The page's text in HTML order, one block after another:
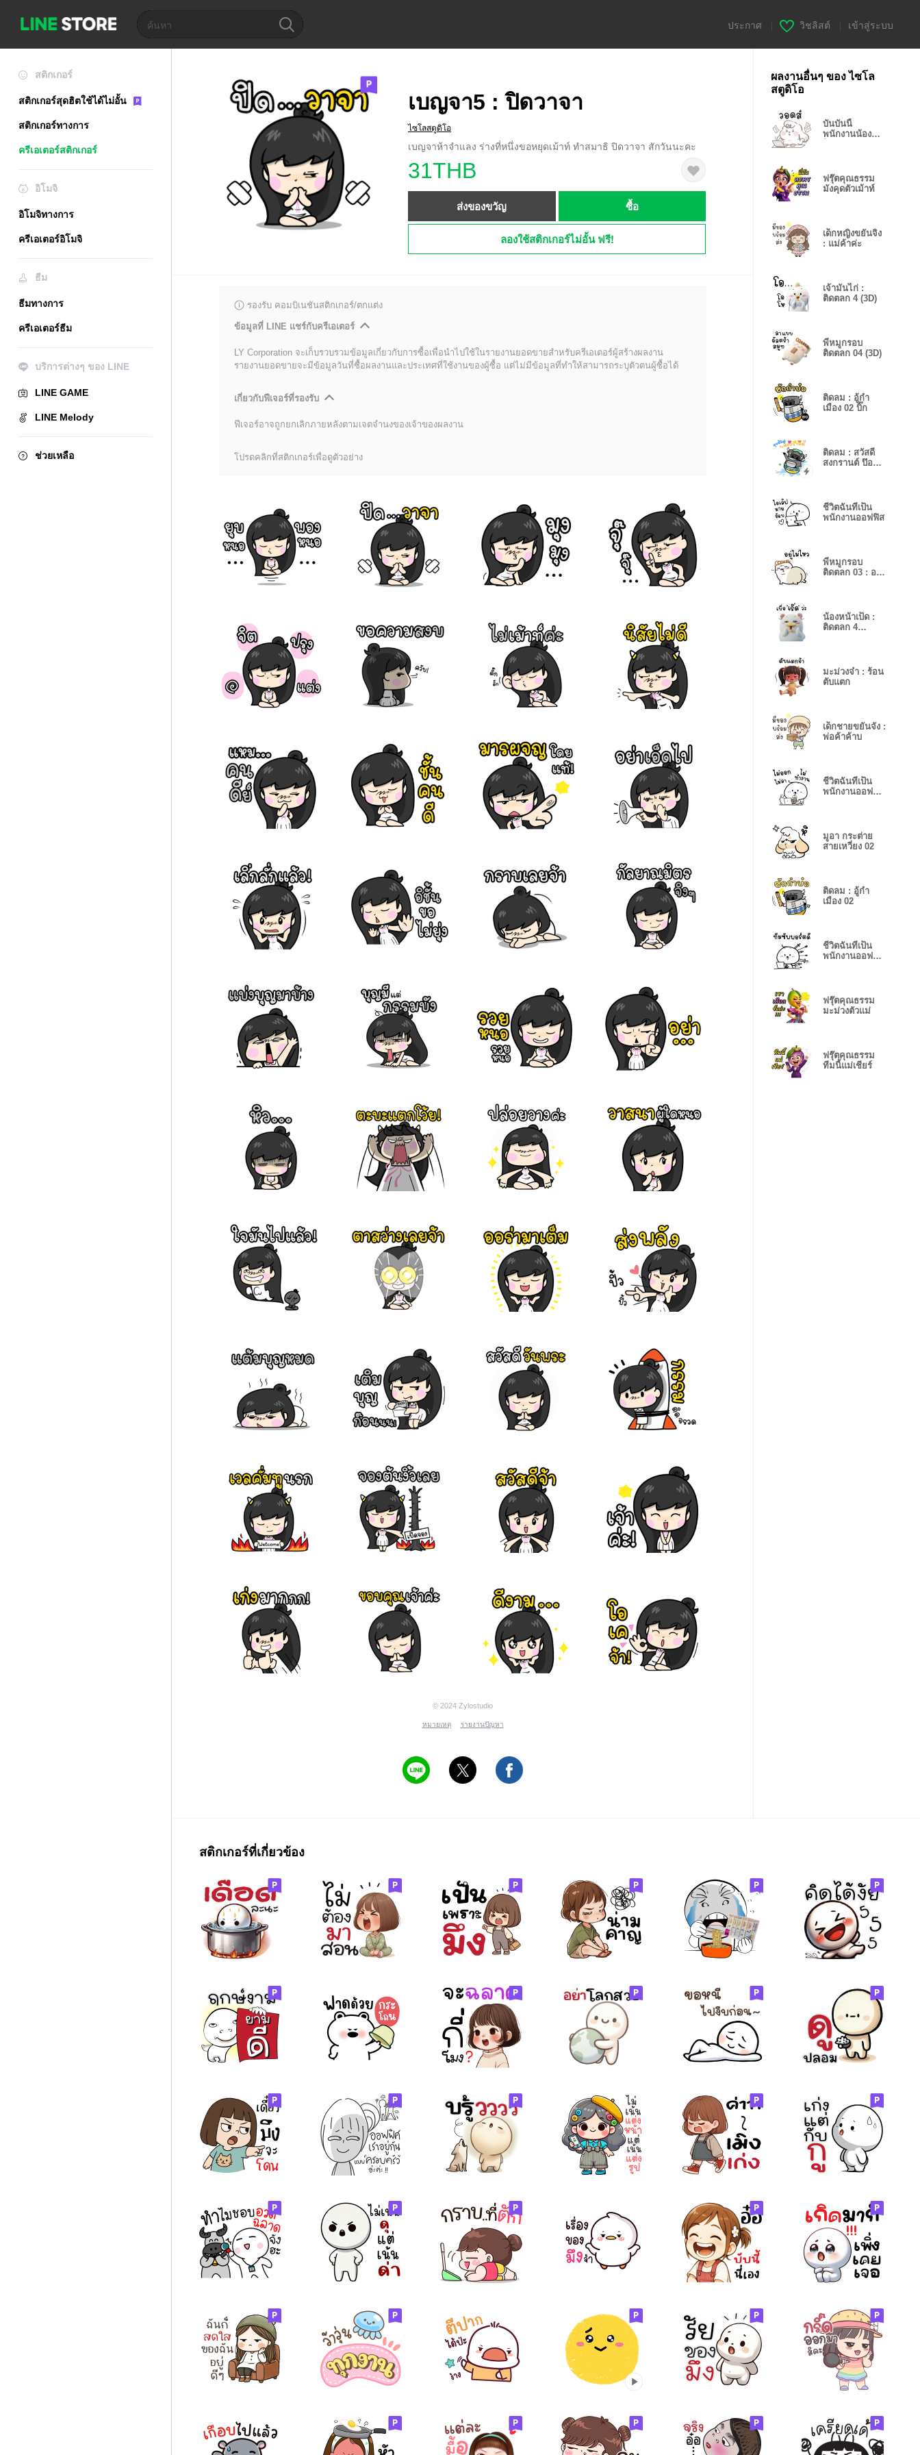
ประกาศ วิชลิสต์ เข้าสู่ระบบ
สติกเกอร์
สติกเกอร์สุดฮิตใช้ได้ไม่อั้น
สติกเกอร์ทางการ
ครีเอเตอร์สติกเกอร์
อิโมจิ
อิโมจิทางการ
ครีเอเตอร์อิโมจิ
ธีม
ธีมทางการ
ครีเอเตอร์ธีม
บริการต่างๆ ของ LINE
LINE GAME
LINE Melody
ช่วยเหลือ
เบญจา5 : ปิดวาจา
ไซโลสตูดิโอ
เบญจาห้าจำแลง ร่างที่หนึ่งขอหยุดเม้าท์ ทำสมาธิ ปิดวาจา สักวันนะคะ
31THB
ส่งของขวัญ ซื้อ
ลองใช้สติกเกอร์ไม่อั้น ฟรี!
รองรับ คอมบิเนชันสติกเกอร์/ตกแต่ง
ข้อมูลที่ LINE แชร์กับครีเอเตอร์
LY Corporation จะเก็บรวบรวมข้อมูลเกี่ยวกับการซื้อเพื่อนำไปใช้ในรายงานยอดขายสำหรับครีเอเตอร์ผู้สร้างผลงาน
รายงานยอดขายจะมีข้อมูลวันที่ซื้อผลงานและประเทศที่ใช้งานของผู้ซื้อ แต่ไม่มีข้อมูลที่ทำให้สามารถระบุตัวตนผู้ซื้อได้
เกี่ยวกับฟีเจอร์ที่รองรับ
ฟีเจอร์อาจถูกยกเลิกภายหลังตามเจตจำนงของเจ้าของผลงาน
โปรดคลิกที่สติกเกอร์เพื่อดูตัวอย่าง
© 2024 Zylostudio
หมายเหตุ รายงานปัญหา
ผลงานอื่นๆ ของ ไซโล
สตูดิโอ
บันบันนี้
พนักงานน้อง
ฟรุ๊ตคุณธรรม
มังคุดตัวเม้าท์
เด็กหญิงขยันจิง
: แม่ค้าค่ะ
เจ้ามันไก่ :
ติดตลก 4 (3D)
พี่หมูกรอบ
ติดตลก 04 (3D)
ติดลม : อู้กำ
เมือง 02 บิ๊ก
ติดลม : สวัสดี
สงกรานต์ ป๊อ
ชีวิตฉันที่เป็น
พนักงานออฟฟิส
พี่หมูกรอบ
ติดตลก 03 : อยู่
น้องหน้าเป็ด :
ติดตลก 4
มะม่วงจ๋า : ร้อน
ตับแตก
เด็กชายขยันจัง :
พ่อค้าค้าบ
ชีวิตฉันที่เป็น
พนักงานออฟฟิส
มูอา กระต่าย
สายเหวี่ยง 02
ติดลม : อู้กำ
เมือง 02
ชีวิตฉันที่เป็น
พนักงานออฟฟิส
ฟรุ๊ตคุณธรรม
มะม่วงตัวแม่
ฟรุ๊ตคุณธรรม
ทีมนี้แม่เชียร์
สติกเกอร์ที่เกี่ยวข้อง